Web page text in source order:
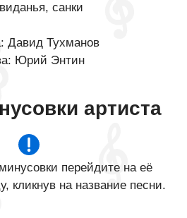
санки
Давид Тухманов
Юрий Энтин
артиста
перейдите на её
кликнув на название песни.